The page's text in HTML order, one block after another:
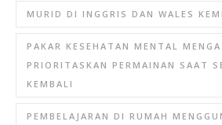
MURID DI INGGRIS DAN WALES
PAKAR KESEHATAN MENTAL
PRIORITASKAN PERMAINAN SAAT
KEMBALI
PEMBELAJARAN DI RUMAH